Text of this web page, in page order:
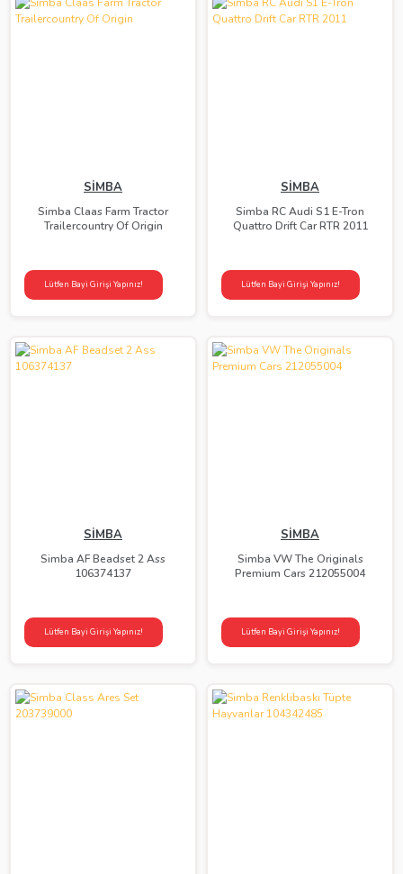
SİMBA
Simba Claas Farm Tractor
Trailercountry Of Origin
Lütfen Bayi Girişi Yapınız!
SİMBA
Simba RC Audi S1 E-Tron
Quattro Drift Car RTR 2011
Lütfen Bayi Girişi Yapınız!
SİMBA
Simba AF Beadset 2 Ass
106374137
Lütfen Bayi Girişi Yapınız!
SİMBA
Simba VW The Originals
Premium Cars 212055004
Lütfen Bayi Girişi Yapınız!